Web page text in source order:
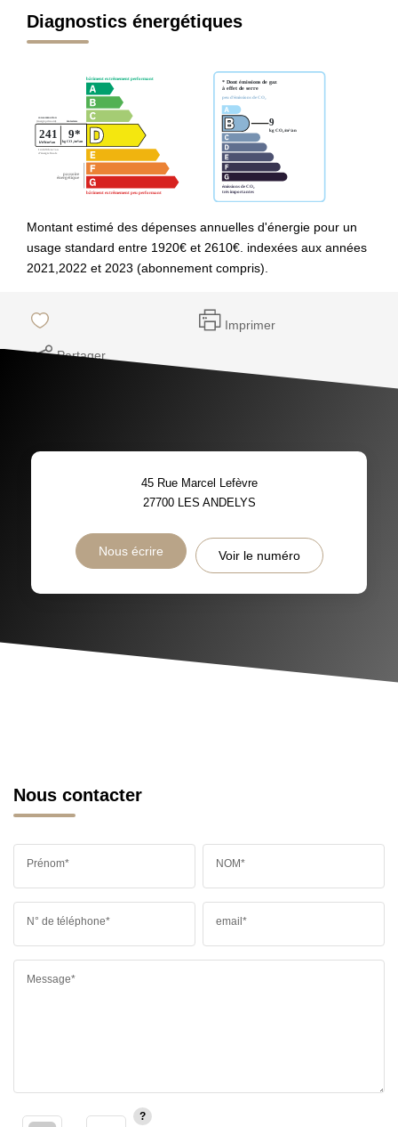
Diagnostics énergétiques
Montant estimé des dépenses annuelles d'énergie pour un
usage standard entre 1920€ et 2610€. indexées aux années
2021,2022 et 2023 (abonnement compris).
Imprimer
Partager
45 Rue Marcel Lefèvre
27700 LES ANDELYS
Nous écrire Voir le numéro
Nous contacter
Prénom* NOM*
N° de téléphone* email*
Message*